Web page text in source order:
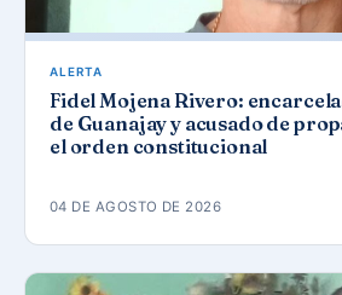
ALERTA
Fidel Mojena Rivero:
de Guanajay y acusado de
el orden constitucional
04 DE AGOSTO DE 2026